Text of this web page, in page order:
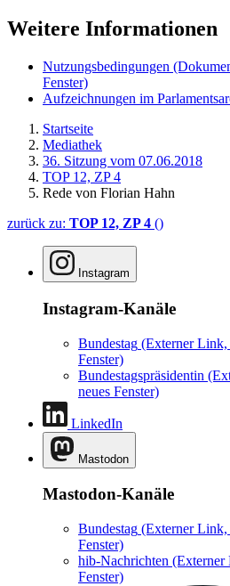
Weitere Informationen
Nutzungsbedingungen
Fenster)
Aufzeichnungen im
Startseite
Mediathek
36. Sitzung vom 07.06.2018
TOP 12, ZP 4
Rede von Florian Hahn
zurück zu: TOP 12, ZP 4 ()
Instagram
Instagram-Kanäle
Bundestag (Externer
Fenster)
Bundestagspräsidentin
neues Fenster)
LinkedIn
Mastodon
Mastodon-Kanäle
Bundestag (Externer
Fenster)
hib-Nachrichten (Externer
Fenster)